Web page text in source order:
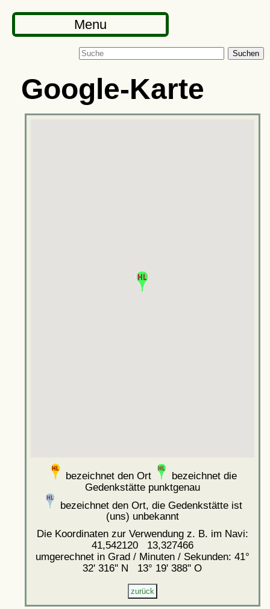
Menu
Suchen
Google-Karte
bezeichnet den Ort
bezeichnet die
Gedenkstätte punktgenau
bezeichnet den Ort, die Gedenkstätte ist
(uns) unbekannt
Die Koordinaten zur Verwendung z. B. im Navi:
41,542120 13,327466
umgerechnet in Grad / Minuten / Sekunden: 41°
32' 316'' N 13° 19' 388'' O